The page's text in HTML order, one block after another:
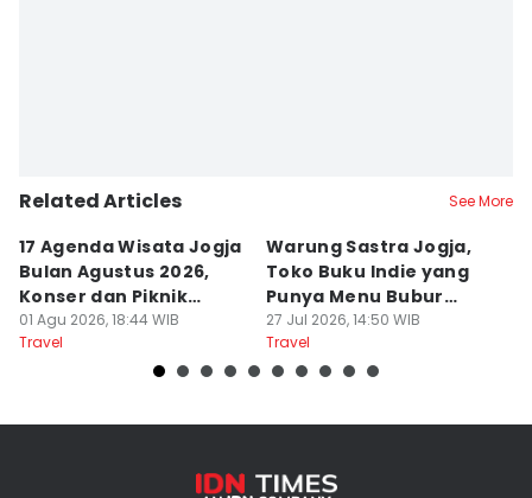
Related Articles See More
17 Agenda Wisata Jogja
Bulan Agustus 2026,
Konser dan Piknik
Literasi
01 Agu 2026, 18:44 WIB
Travel
Warung Sastra Jogja,
Toko Buku Indie yang
Punya Menu Bubur
Manado
27 Jul 2026, 14:50 WIB
Travel